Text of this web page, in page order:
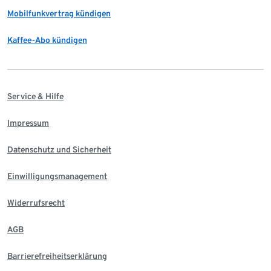
Mobilfunkvertrag kündigen
Kaffee-Abo kündigen
Service & Hilfe
Impressum
Datenschutz und Sicherheit
Einwilligungsmanagement
Widerrufsrecht
AGB
Barrierefreiheitserklärung